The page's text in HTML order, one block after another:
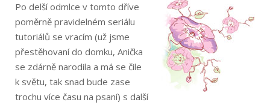
Po delší odmlce v tomto dříve
poměrně pravidelném seriálu
tutoriálů se vracím (už jsme
přestěhovaní do domku, Anička
se zdárně narodila a má se čile
k světu, tak snad bude zase
trochu více času na psaní) s další